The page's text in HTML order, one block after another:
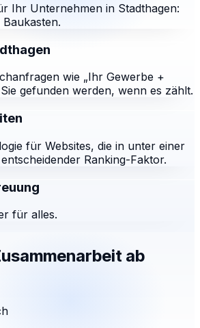
Ihr Unternehmen in Stadthagen:
wie „Ihr Gewerbe +
gefunden werden, wenn es zählt.
für Websites, die in unter einer
Ranking-Faktor.
für alles.
ab